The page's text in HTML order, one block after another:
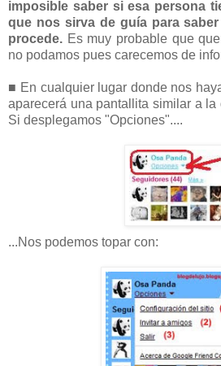
imposible saber si esa persona
que nos sirva de guía para
procede. Es muy probable que
no podamos pues carecemos de
■ En cualquier lugar donde nos
aparecerá una pantallita similar a
Si desplegamos "Opciones"....
...Nos podemos topar con: